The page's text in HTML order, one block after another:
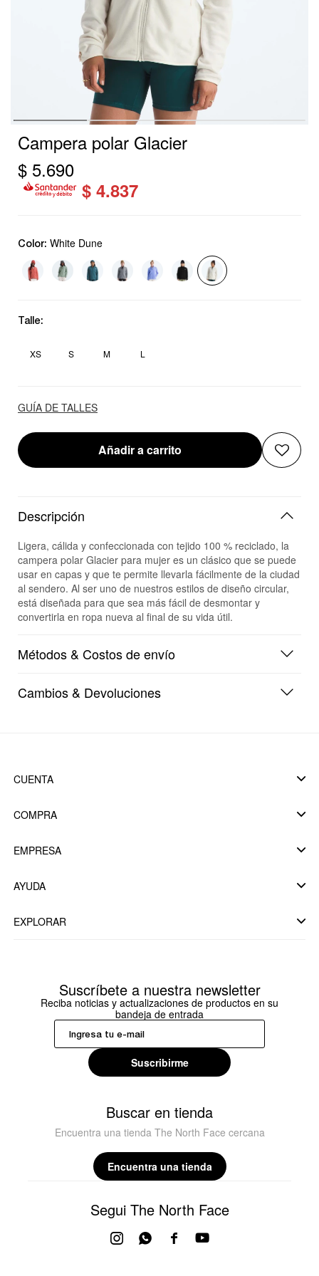
Campera polar Glacier
$ 5.690
$ 4.837
Color: White Dune
Talle:
XS S M L
GUÍA DE TALLES
Añadir a carrito
Descripción
Ligera, cálida y confeccionada con tejido 100 % reciclado, la
campera polar Glacier para mujer es un clásico que se puede
usar en capas y que te permite llevarla fácilmente de la ciudad
al sendero. Al ser uno de nuestros estilos de diseño circular,
está diseñada para que sea más fácil de desmontar y
convertirla en ropa nueva al final de su vida útil.
Métodos & Costos de envío
Cambios & Devoluciones
CUENTA
COMPRA
EMPRESA
AYUDA
EXPLORAR
Suscríbete a nuestra newsletter
Reciba noticias y actualizaciones de productos en su
bandeja de entrada
Suscribirme
Buscar en tienda
Encuentra una tienda The North Face cercana
Encuentra una tienda
Segui The North Face
 
 